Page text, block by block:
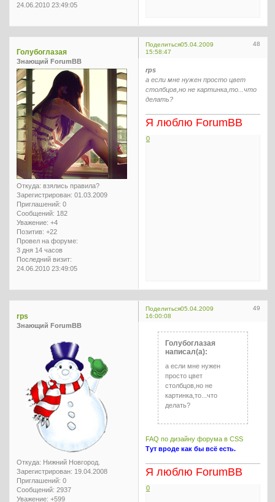
24.06.2010 23:49:05
Поделиться 48
05.04.2009
15:58:47
Голубоглазая
Знающий ForumBB
Откуда: взялись правила?
Зарегистрирован: 01.03.2009
Приглашений: 0
Сообщений: 182
Уважение: +4
Позитив: +22
Провел на форуме:
3 дня 14 часов
Последний визит:
24.06.2010 23:49:05
rps
а если мне нужен просто цвет
столбцов,но не картинка,то...что
делать?
Я люблю ForumBB
0
Поделиться 49
05.04.2009
16:00:08
rps
Знающий ForumBB
Откуда: Нижний Новгород.
Зарегистрирован: 19.04.2008
Приглашений: 0
Сообщений: 2937
Уважение: +599
Голубоглазая
написал(а):
а если мне нужен
просто цвет
столбцов,но не
картинка,то...что
делать?
FAQ по дизайну форума в CSS
Тут вроде как бы всё есть.
Я люблю ForumBB
0